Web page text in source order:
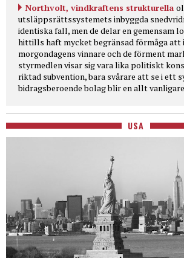
Northvolt, vindkraftens strukturella
utsläppsrättssystemets inbyggda
identiska fall, men de delar en gemensam
hittills haft mycket begränsad förmåga att
morgondagens vinnare och de förment
styrmedlen visar sig vara lika politiskt
riktad subvention, bara svårare att se i ett
bidragsberoende bolag blir en allt
USA